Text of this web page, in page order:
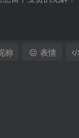
称 表情